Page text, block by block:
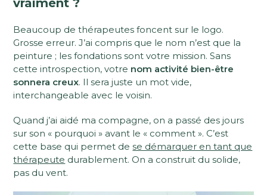
Beaucoup de thérapeutes foncent sur le logo.
Grosse erreur. J’ai compris que le nom n’est que la
peinture ; les fondations sont votre mission. Sans
cette introspection, votre nom activité bien-être
sonnera creux. Il sera juste un mot vide,
interchangeable avec le voisin.
Quand j’ai aidé ma compagne, on a passé des jours
sur son « pourquoi » avant le « comment ». C’est
cette base qui permet dese démarquer en tant que
thérapeute durablement. On a construit du solide,
pas du vent.